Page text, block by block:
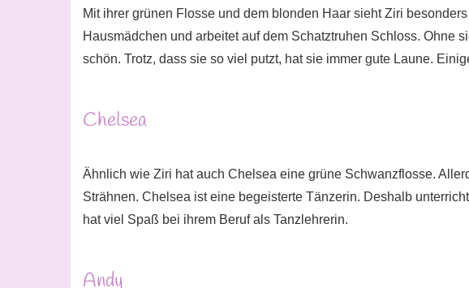
Mit ihrer grünen Flosse und dem blonden Haar sieht Ziri
Hausmädchen und arbeitet auf dem Schatztruhen Schloss. Ohne
schön. Trotz, dass sie so viel putzt, hat sie immer gute Laune.
Chelsea
Ähnlich wie Ziri hat auch Chelsea eine grüne Schwanzflosse.
Strähnen. Chelsea ist eine begeisterte Tänzerin. Deshalb
hat viel Spaß bei ihrem Beruf als Tanzlehrerin.
Andy